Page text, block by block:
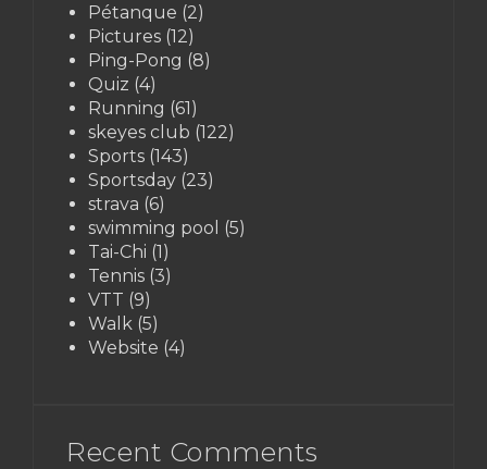
Pétanque (2)
Pictures (12)
Ping-Pong (8)
Quiz (4)
Running (61)
skeyes club (122)
Sports (143)
Sportsday (23)
strava (6)
swimming pool (5)
Tai-Chi (1)
Tennis (3)
VTT (9)
Walk (5)
Website (4)
Recent Comments